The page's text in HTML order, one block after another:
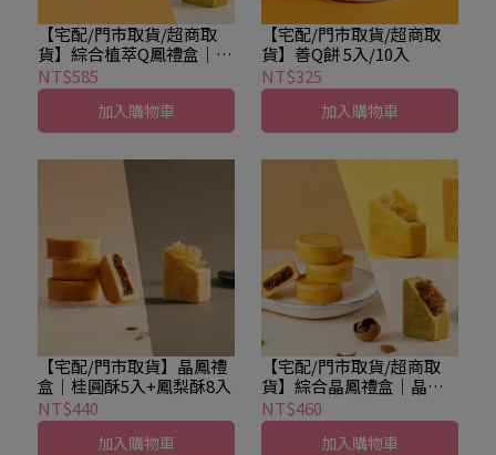
【宅配/門市取貨/超商取
貨】綜合植萃Q鳳禮盒｜善
Q餅5入＋原味金鑽鳳梨酥4
入+春茶鳳梨酥4入
NT$585
加入購物車
【宅配/門市取貨/超商取
貨】善Q餅 5入/10入
NT$325
加入購物車
【宅配/門市取貨】晶鳳禮
盒｜桂圓酥5入+鳳梨酥8入
NT$440
加入購物車
【宅配/門市取貨/超商取
貨】綜合晶鳳禮盒｜晶鑽
桂圓酥5入+原味鳳梨酥4入
+春茶鳳梨酥4入
NT$460
加入購物車